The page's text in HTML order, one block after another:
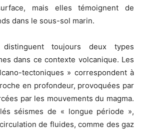
mais elles témoignent de
dans le sous-sol marin.
toujours deux types
dans ce contexte volcanique. Les
tectoniques » correspondent à
en profondeur, provoquées par
par les mouvements du magma.
séismes de « longue période »,
de fluides, comme des gaz